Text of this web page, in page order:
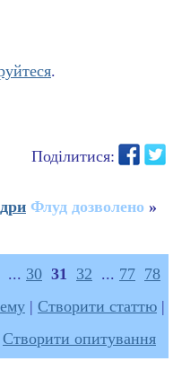
.
Поділитися:
Флуд дозволено »
... 30 31 32 ... 77 78
| Створити статтю |
Створити опитування